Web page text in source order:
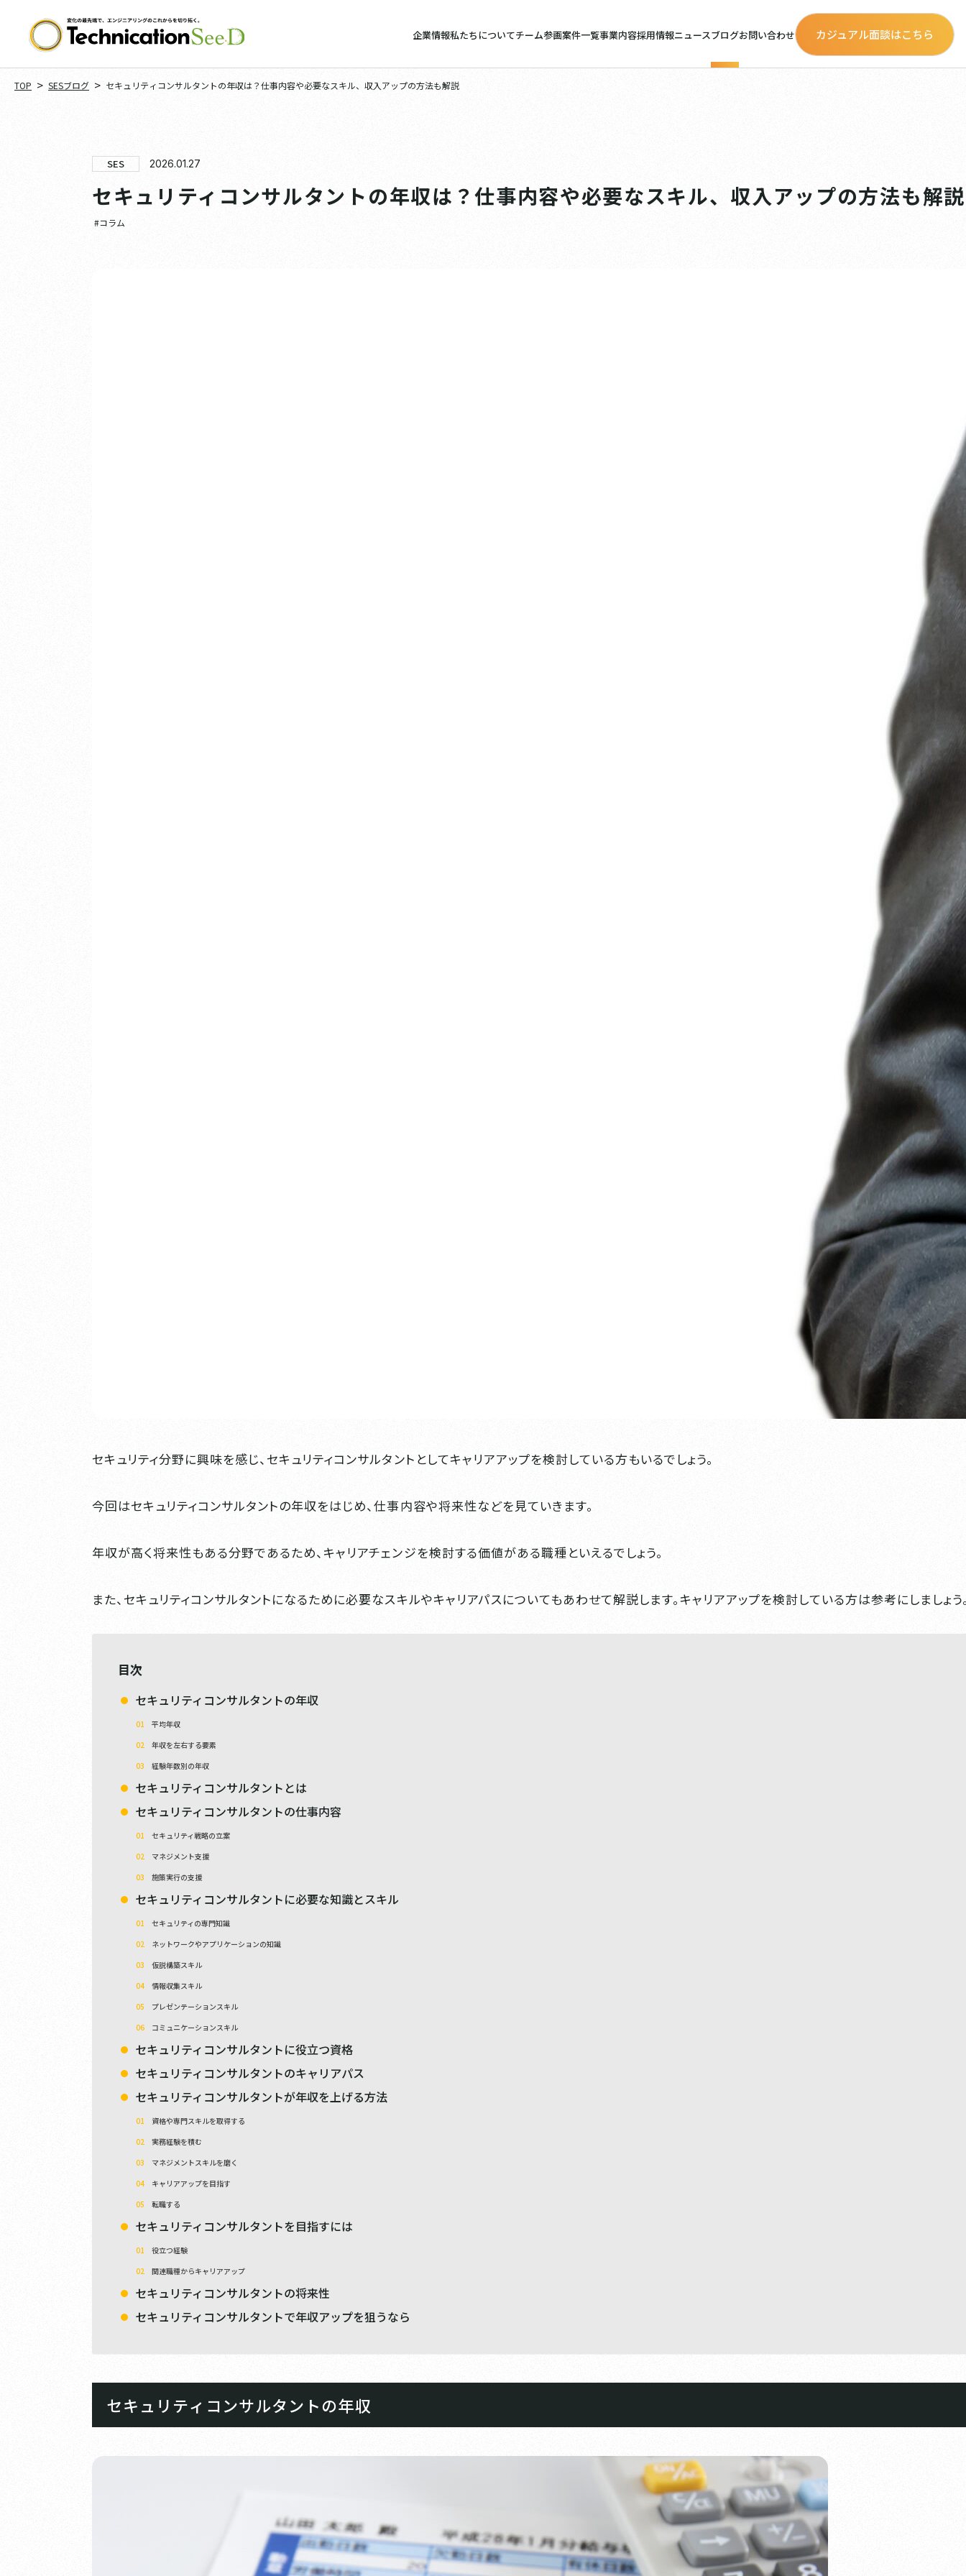
企業情報私たちについてチーム参画案件一覧事業内容採用情報ニュースブログお問い合わせ カジュアル面談はこちら
TOP > SESブログ > セキュリティコンサルタントの年収は？仕事内容や必要なスキル、収入アップの方法も解説
SES 2026.01.27
セキュリティコンサルタントの年収は？仕事内容や必要なスキル、収入アップの方法も解説
#コラム
セキュリティ分野に興味を感じ、セキュリティコンサルタントとしてキャリアアップを検討している方もいるでしょう。
今回はセキュリティコンサルタントの年収をはじめ、仕事内容や将来性などを見ていきます。
年収が高く将来性もある分野であるため、キャリアチェンジを検討する価値がある職種といえるでしょう。
また、セキュリティコンサルタントになるために必要なスキルやキャリアパスについてもあわせて解説します。キャリアアップを検討している方は参考にしましょう
目次
セキュリティコンサルタントの年収
平均年収
年収を左右する要素
経験年数別の年収
セキュリティコンサルタントとは
セキュリティコンサルタントの仕事内容
セキュリティ戦略の立案
マネジメント支援
施策実行の支援
セキュリティコンサルタントに必要な知識とスキル
セキュリティの専門知識
ネットワークやアプリケーションの知識
仮説構築スキル
情報収集スキル
プレゼンテーションスキル
コミュニケーションスキル
セキュリティコンサルタントに役立つ資格
セキュリティコンサルタントのキャリアパス
セキュリティコンサルタントが年収を上げる方法
資格や専門スキルを取得する
実務経験を積む
マネジメントスキルを磨く
キャリアアップを目指す
転職する
セキュリティコンサルタントを目指すには
役立つ経験
関連職種からキャリアアップ
セキュリティコンサルタントの将来性
セキュリティコンサルタントで年収アップを狙うなら
セキュリティコンサルタントの年収